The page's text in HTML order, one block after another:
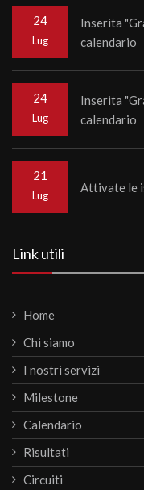
24
Lug
Inserita
calendario
24
Lug
Inserita
calendario
21
Lug
Attivate le
Link utili
Home
Chi siamo
I nostri servizi
Milestone
Calendario
Risultati
Circuiti